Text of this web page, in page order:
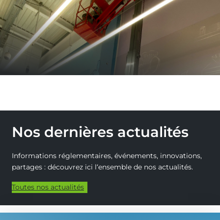
Nos dernières actualités
Informations réglementaires, événements, innovations,
partages : découvrez ici l‘ensemble de nos actualités.
Toutes nos actualités